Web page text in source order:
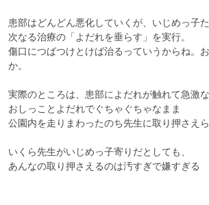
患部はどんどん悪化していくが、いじめっ子
次なる治療の「よだれを垂らす」を実行。
傷口につばつけとけば治るっていうからね。
か。
実際のところは、患部によだれが触れて急激な
おしっことよだれでぐちゃぐちゃなまま
公園内を走りまわったのち先生に取り押さえら
いくら先生がいじめっ子寄りだとしても、
あんなの取り押さえるのは汚すぎで嫌すぎる